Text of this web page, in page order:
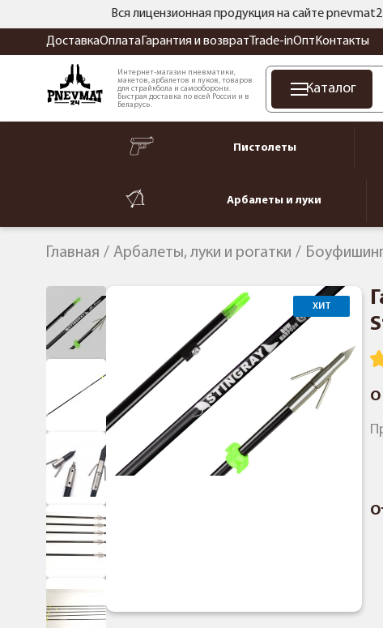
Вся лицензионная продукция на сайте
ДоставкаОплата Гарантия и возврат Trade-inОпт Контакты
Интернет-магазин пневматики,
макетов, арбалетов и луков, товаров
для страйкбола и самообороны.
Быстрая доставка по всей России и в
Беларусь.
Каталог
Пистолеты
Арбалеты и луки
Главная Арбалеты, луки и рогатки
ХИТ
О